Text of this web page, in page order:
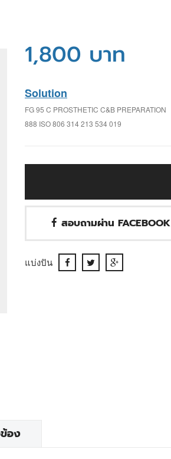
1,800 บาท
Solution
FG 95 C PROSTHETIC C&B PREPARATION
888 ISO 806 314 213 534 019
สอบถามผ่าน FACEBOOK
แบ่งปัน
อง